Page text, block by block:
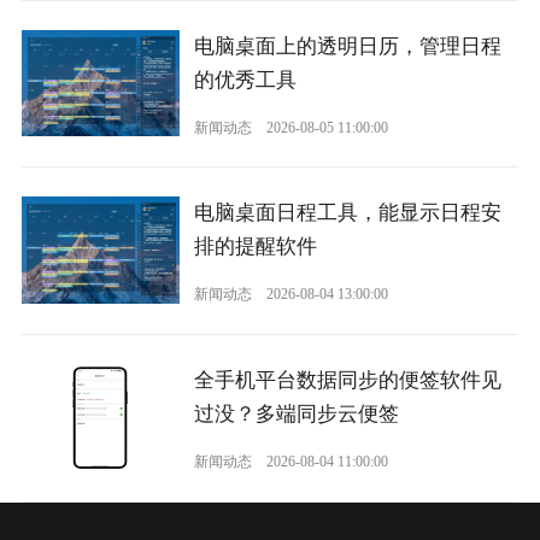
电脑桌面上的透明日历，管理日程
的优秀工具
新闻动态 2026-08-05 11:00:00
电脑桌面日程工具，能显示日程安
排的提醒软件
新闻动态 2026-08-04 13:00:00
全手机平台数据同步的便签软件见
过没？多端同步云便签
新闻动态 2026-08-04 11:00:00